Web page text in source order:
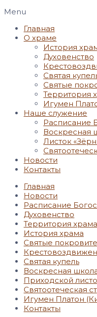
Menu
Главная
О храме
История
Духовенство
Святая
Святые
Территория
Игумен
Наше служение
Расписание
Воскресная
Листок
Новости
Контакты
Главная
Новости
Расписание
Духовенство
Территория храма
История храма
Святые
Святая купель
Воскресная
Приходской
Святоотеческая
Игумен Платон
Контакты